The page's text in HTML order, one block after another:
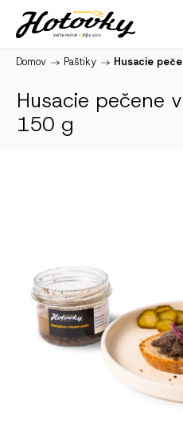
Domov / Paštiky / Husacie
Husacie pečene
150 g